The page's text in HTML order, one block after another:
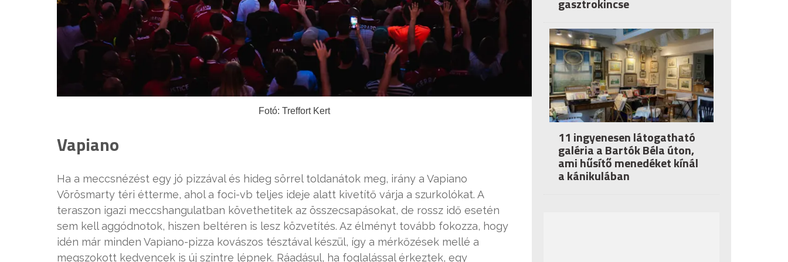
Fotó: Treffort Kert
Vapiano
Ha a meccsnézést egy jó pizzával és hideg sörrel toldanátok meg, irány a Vapiano
Vörösmarty téri étterme, ahol a foci-vb teljes ideje alatt kivetítő várja a szurkolókat. A
teraszon igazi meccshangulatban követhetitek az összecsapásokat, de rossz idő esetén
sem kell aggódnotok, hiszen beltéren is lesz közvetítés. Az élményt tovább fokozza, hogy
idén már minden Vapiano-pizza kovászos tésztával készül, így a mérkőzések mellé a
megszokott kedvencek is új szintre lépnek. Ráadásul, ha foglalással érkeztek, egy
gasztrokincse
11 ingyenesen látogatható
galéria a Bartók Béla úton,
ami hűsítő menedéket kínál
a kánikulában